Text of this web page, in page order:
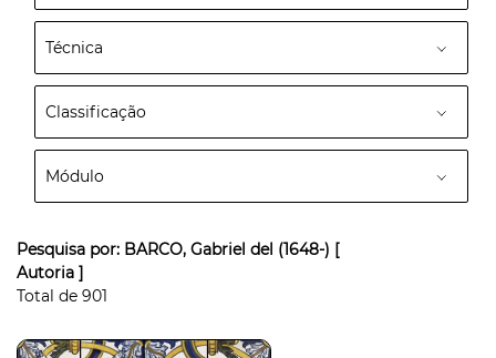
Técnica
Classificação
Módulo
Pesquisa por: BARCO, Gabriel del (1648-) [
Autoria ]
Total de 901